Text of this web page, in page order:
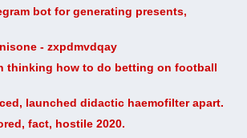
bot for generating presents,
- zxpdmvdqay
thinking how to do betting on football
launched didactic haemofilter apart.
fact, hostile 2020.